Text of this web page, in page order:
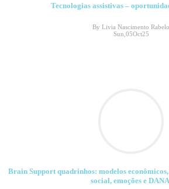
Tecnologias assistivas –
By Livia Nascimento Rabelo
Sun,05Oct25
Brain Support quadrinhos: modelos
social, emoções e